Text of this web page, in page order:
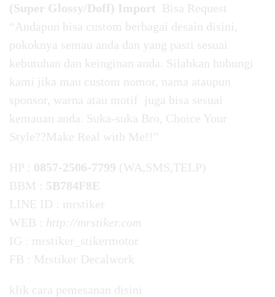
(Super Glossy/Doff) Import Bisa Request
“Andapun bisa custom berbagai desain disini,
pokoknya semau anda dan yang pasti sesuai
kebutuhan dan keinginan anda. Silahkan hubungi
kami jika mau custom nomor, nama ataupun
sponsor, warna atau motif juga bisa sesuai
kemauan anda. Suka-suka Bro, Choice Your
Style??Make Real with Me!!”
HP : 0857-2506-7799 (WA,SMS,TELP)
BBM : 5B784F8E
LINE ID : mrstiker
WEB : http://mrstiker.com
IG : mrstiker_stikermotor
FB : Mrstiker Decalwork
klik cara pemesanan disini